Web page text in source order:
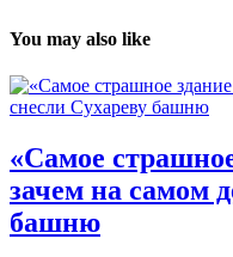
You may also like
«Самое
зачем на самом
башню